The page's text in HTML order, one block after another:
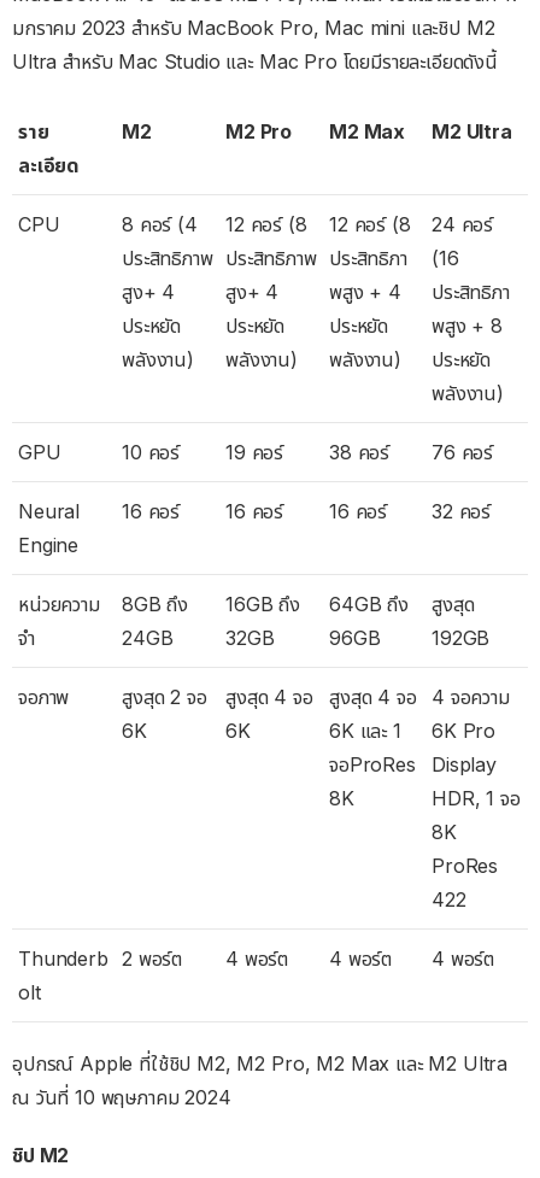
มกราคม 2023 สำหรับ MacBook Pro, Mac mini และชิป M2
Ultra สำหรับ Mac Studio และ Mac Pro โดยมีรายละเอียดดังนี้
ราย
ละเอียด
M2 M2 Pro M2 Max M2 Ultra
CPU
8 คอร์ (4
ประสิทธิภาพ
สูง+ 4
ประหยัด
พลังงาน)
12 คอร์ (8
ประสิทธิภาพ
สูง+ 4
ประหยัด
พลังงาน)
12 คอร์ (8
ประสิทธิภา
พสูง + 4
ประหยัด
พลังงาน)
24 คอร์
(16
ประสิทธิภา
พสูง + 8
ประหยัด
พลังงาน)
GPU 10 คอร์ 19 คอร์ 38 คอร์ 76 คอร์
Neural
Engine
16 คอร์ 16 คอร์ 16 คอร์ 32 คอร์
หน่วยความ
จำ
8GB ถึง
24GB
16GB ถึง
32GB
64GB ถึง
96GB
สูงสุด
192GB
จอภาพ
สูงสุด 2 จอ
6K
สูงสุด 4 จอ
6K
สูงสุด 4 จอ
6K และ 1
จอProRes
8K
4 จอความ
6K Pro
Display
HDR, 1 จอ
8K
ProRes
422
Thunderb
olt
2 พอร์ต 4 พอร์ต 4 พอร์ต 4 พอร์ต
อุปกรณ์ Apple ที่ใช้ชิป M2, M2 Pro, M2 Max และ M2 Ultra
ณ วันที่ 10 พฤษภาคม 2024
ชิป M2